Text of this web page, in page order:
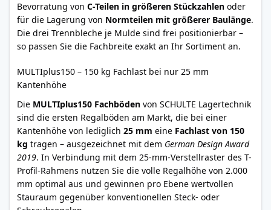
Bevorratung von C-Teilen in größeren Stückzahlen oder
für die Lagerung von Normteilen mit größerer Baulänge.
Die drei Trennbleche je Mulde sind frei positionierbar –
so passen Sie die Fachbreite exakt an Ihr Sortiment an.
MULTIplus150 – 150 kg Fachlast bei nur 25 mm
Kantenhöhe
Die MULTIplus150 Fachböden von SCHULTE Lagertechnik
sind die ersten Regalböden am Markt, die bei einer
Kantenhöhe von lediglich 25 mm eine Fachlast von 150
kg tragen – ausgezeichnet mit dem German Design Award
2019. In Verbindung mit dem 25-mm-Verstellraster des T-
Profil-Rahmens nutzen Sie die volle Regalhöhe von 2.000
mm optimal aus und gewinnen pro Ebene wertvollen
Stauraum gegenüber konventionellen Steck- oder